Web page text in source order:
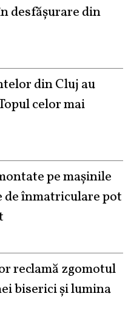
desfășurare din
din Cluj au
celor mai
pe mașinile
de înmatriculare pot
reclamă zgomotul
biserici și lumina